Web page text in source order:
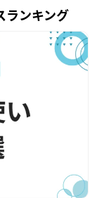
ランキング